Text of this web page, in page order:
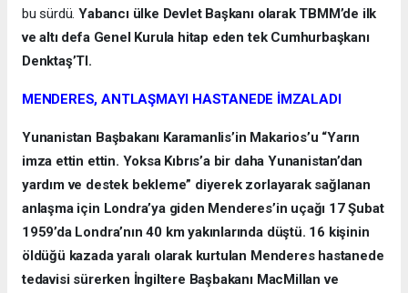
bu sürdü.Yabancı ülke Devlet Başkanı olarak TBMM’de ilk
ve altı defa Genel Kurula hitap eden tek Cumhurbaşkanı
Denktaş’TI.
MENDERES, ANTLAŞMAYI HASTANEDE İMZALADI
Yunanistan Başbakanı Karamanlis’in Makarios’u “Yarın
imza ettin ettin. Yoksa Kıbrıs’a bir daha Yunanistan’dan
yardım ve destek bekleme” diyerek zorlayarak sağlanan
anlaşma için Londra’ya giden Menderes’in uçağı 17 Şubat
1959’da Londra’nın 40 km yakınlarında düştü. 16 kişinin
öldüğü kazada yaralı olarak kurtulan Menderes hastanede
tedavisi sürerken İngiltere Başbakanı MacMillan ve